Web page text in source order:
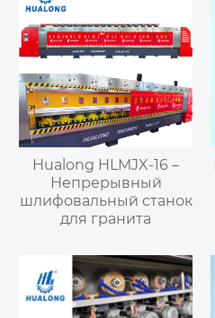
Hualong HLMJX-16 –
Непрерывный
шлифовальный станок
для гранита